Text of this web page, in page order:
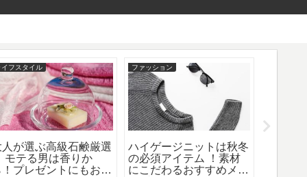
イフスタイル
人が選ぶ高級石鹸厳選
モテる男は香りか
！プレゼントにもおす
ファッション
ハイゲージニットは秋冬
の必須アイテム ！素材
にこだわるおすすめメン